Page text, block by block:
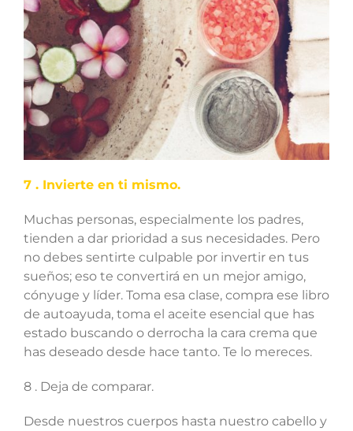
7 . Invierte en ti mismo.
Muchas personas, especialmente los padres,
tienden a dar prioridad a sus necesidades. Pero
no debes sentirte culpable por invertir en tus
sueños; eso te convertirá en un mejor amigo,
cónyuge y líder. Toma esa clase, compra ese libro
de autoayuda, toma el aceite esencial que has
estado buscando o derrocha la cara crema que
has deseado desde hace tanto. Te lo mereces.
8 . Deja de comparar.
Desde nuestros cuerpos hasta nuestro cabello y